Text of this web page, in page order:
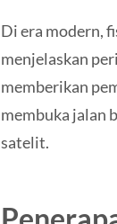
Di era modern,
menjelaskan
memberikan
membuka jalan
satelit.